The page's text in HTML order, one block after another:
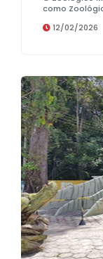
como
12/02/2026